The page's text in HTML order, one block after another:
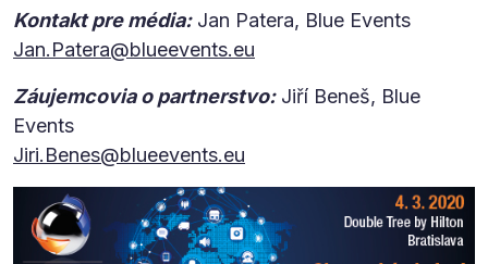
Kontakt pre média:Jan Patera, Blue Events
Jan.Patera@blueevents.eu
Záujemcovia o partnerstvo:Jiří Beneš, Blue
Events
Jiri.Benes@blueevents.eu